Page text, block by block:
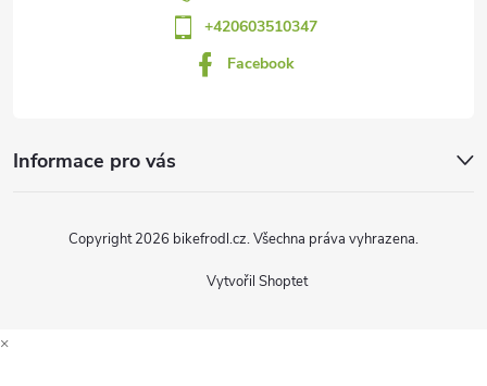
+420603510347
Facebook
Informace pro vás
Vytvořil Shoptet
Copyright 2026 bikefrodl.cz. Všechna práva vyhrazena.
×